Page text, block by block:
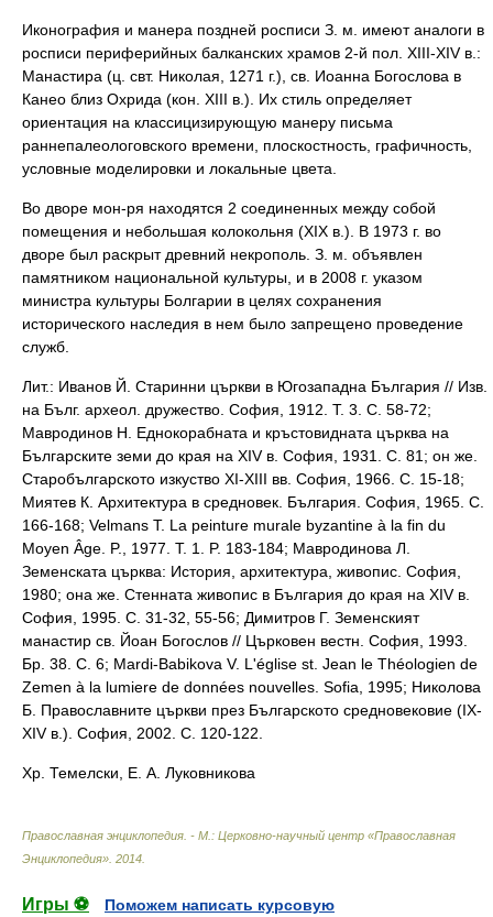
Иконография и манера поздней росписи З. м. имеют аналоги в
росписи периферийных балканских храмов 2-й пол. XIII-XIV в.:
Манастира (ц. свт. Николая, 1271 г.), св. Иоанна Богослова в
Канео близ Охрида (кон. XIII в.). Их стиль определяет
ориентация на классицизирующую манеру письма
раннепалеологовского времени, плоскостность, графичность,
условные моделировки и локальные цвета.
Во дворе мон-ря находятся 2 соединенных между собой
помещения и небольшая колокольня (XIX в.). В 1973 г. во
дворе был раскрыт древний некрополь. З. м. объявлен
памятником национальной культуры, и в 2008 г. указом
министра культуры Болгарии в целях сохранения
исторического наследия в нем было запрещено проведение
служб.
Лит.: Иванов Й. Старинни църкви в Югозападна България // Изв.
на Бълг. археол. дружество. София, 1912. Т. 3. С. 58-72;
Мавродинов Н. Еднокорабната и кръстовидната църква на
Българските земи до края на XIV в. София, 1931. С. 81; он же.
Старобългарското изкуство XI-XIII вв. София, 1966. С. 15-18;
Миятев К. Архитектура в средновек. България. София, 1965. С.
166-168; Velmans T. La peinture murale byzantine à la fin du
Moyen Âge. P., 1977. T. 1. P. 183-184; Мавродинова Л.
Земенската църква: История, архитектура, живопис. София,
1980; она же. Стенната живопис в България до края на XIV в.
София, 1995. С. 31-32, 55-56; Димитров Г. Земенският
манастир св. Йоан Богослов // Църковен вестн. София, 1993.
Бр. 38. С. 6; Мardi-Babikova V. L'église st. Jean le Théologien de
Zemen à la lumiere de données nouvelles. Sofia, 1995; Николова
Б. Православните църкви през Българското средновековие (IX-
XIV в.). София, 2002. С. 120-122.
Хр. Темелски, Е. А. Луковникова
Православная энциклопедия. - М.: Церковно-научный центр «Православная
Энциклопедия» 2014
Игры ⚽
Поможем написать курсовую